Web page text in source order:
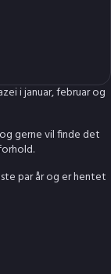
i januar, februar og
gerne vil finde det
par år og er hentet